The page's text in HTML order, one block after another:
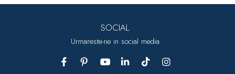
SOCIAL
Urmareste-ne in social media